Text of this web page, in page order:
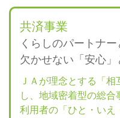
共済事業
くらしのパートナー
欠かせない「安心」
ＪＡが理念とする「
し、地域密着型の総
利用者の「ひと・いえ